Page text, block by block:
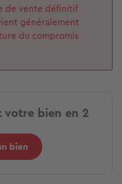
de vente définitif
généralement
du compromis
bien en 2
bien